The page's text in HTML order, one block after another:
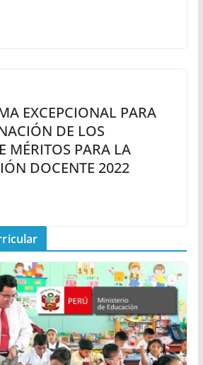
EXCEPCIONAL PARA
DE LOS
MÉRITOS PARA LA
DOCENTE 2022